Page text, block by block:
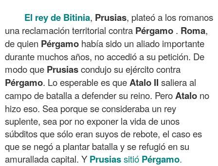
El rey de Bitinia, Prusias, plateó a los romanos
una reclamación territorial contra Pérgamo . Roma,
de quien Pérgamo había sido un aliado importante
durante muchos años, no accedió a su petición. De
modo que Prusiascondujo su ejército contra
Pérgamo. Lo esperable es queAtalo II saliera al
campo de batalla a defender su reino. PeroAtalo no
hizo eso. Sea porque se consideraba un rey
suplente, sea por no exponer la vida de unos
súbditos que sólo eran suyos de rebote, el caso es
que se negó a plantar batalla y se refugió en su
amurallada capital. Y Prusiassitió Pérgamo.